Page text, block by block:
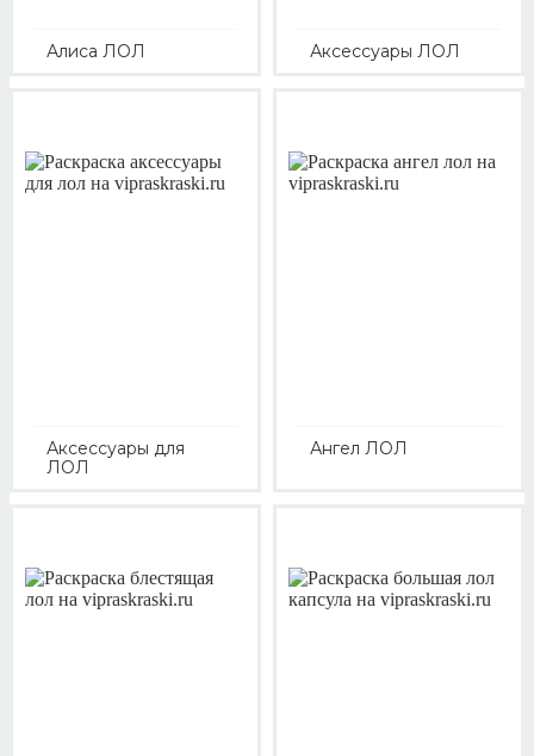
Алиса ЛОЛ Аксессуары ЛОЛ
Аксессуары для
ЛОЛ
Ангел ЛОЛ